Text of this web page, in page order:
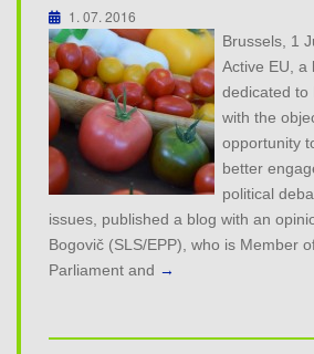
1. 07. 2016
Brussels, 1
Active EU, a
dedicated to
with the
opportunity
better
political
issues, published a blog with an
Bogovič (SLS/EPP), who is Member
Parliament and →